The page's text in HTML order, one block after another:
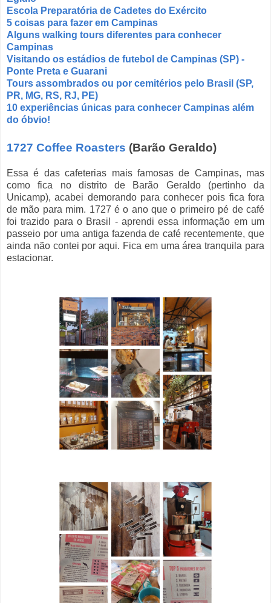
Escola Preparatória de Cadetes do Exército
5 coisas para fazer em Campinas
Alguns walking tours diferentes para conhecer
Campinas
Visitando os estádios de futebol de Campinas (SP) -
Ponte Preta e Guarani
Tours assombrados ou por cemitérios pelo Brasil (SP,
PR, MG, RS, RJ, PE)
10 experiências únicas para conhecer Campinas além
do óbvio!
1727 Coffee Roasters (Barão Geraldo)
Essa é das cafeterias mais famosas de Campinas, mas
como fica no distrito de Barão Geraldo (pertinho da
Unicamp), acabei demorando para conhecer pois fica fora
de mão para mim. 1727 é o ano que o primeiro pé de café
foi trazido para o Brasil - aprendi essa informação em um
passeio por uma antiga fazenda de café recentemente, que
ainda não contei por aqui. Fica em uma área tranquila para
estacionar.